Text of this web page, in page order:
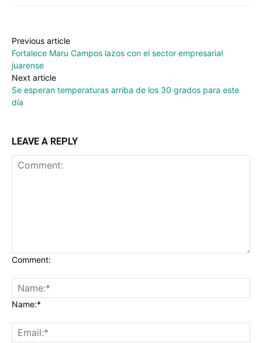
Previous article
Fortalece Maru Campos lazos con el sector empresarial
juarense
Next article
Se esperan temperaturas arriba de los 30 grados para este
día
LEAVE A REPLY
Comment:
Name:*